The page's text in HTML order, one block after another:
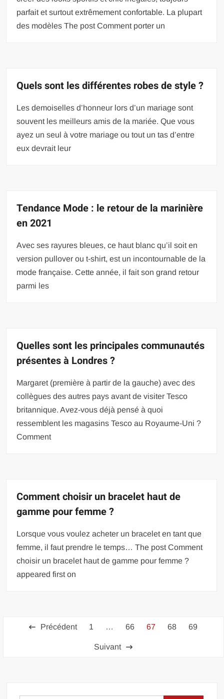
parfait et surtout extrêmement confortable. La plupart
des modèles The post Comment porter un
Quels sont les différentes robes de style ?
Les demoiselles d’honneur lors d’un mariage sont
souvent les meilleurs amis de la mariée. Que vous
ayez un seul à votre mariage ou tout un tas d’entre
eux devrait leur
Tendance Mode : le retour de la marinière
en 2021
Avec ses rayures bleues, ce haut blanc qu’il soit en
version pullover ou t-shirt, est un incontournable de la
mode française. Cette année, il fait son grand retour
parmi les
Quelles sont les principales communautés
présentes à Londres ?
Margaret (première à partir de la gauche) avec des
collègues des autres pays avant de visiter Tesco
britannique. Avez-vous déjà pensé à quoi
ressemblent les magasins Tesco au Royaume-Uni ?
Comment
Comment choisir un bracelet haut de
gamme pour femme ?
Lorsque vous voulez acheter un bracelet en tant que
femme, il faut prendre le temps… The post Comment
choisir un bracelet haut de gamme pour femme ?
appeared first on
Pagination
Précédent 1 … 66 67 68 69
Suivant